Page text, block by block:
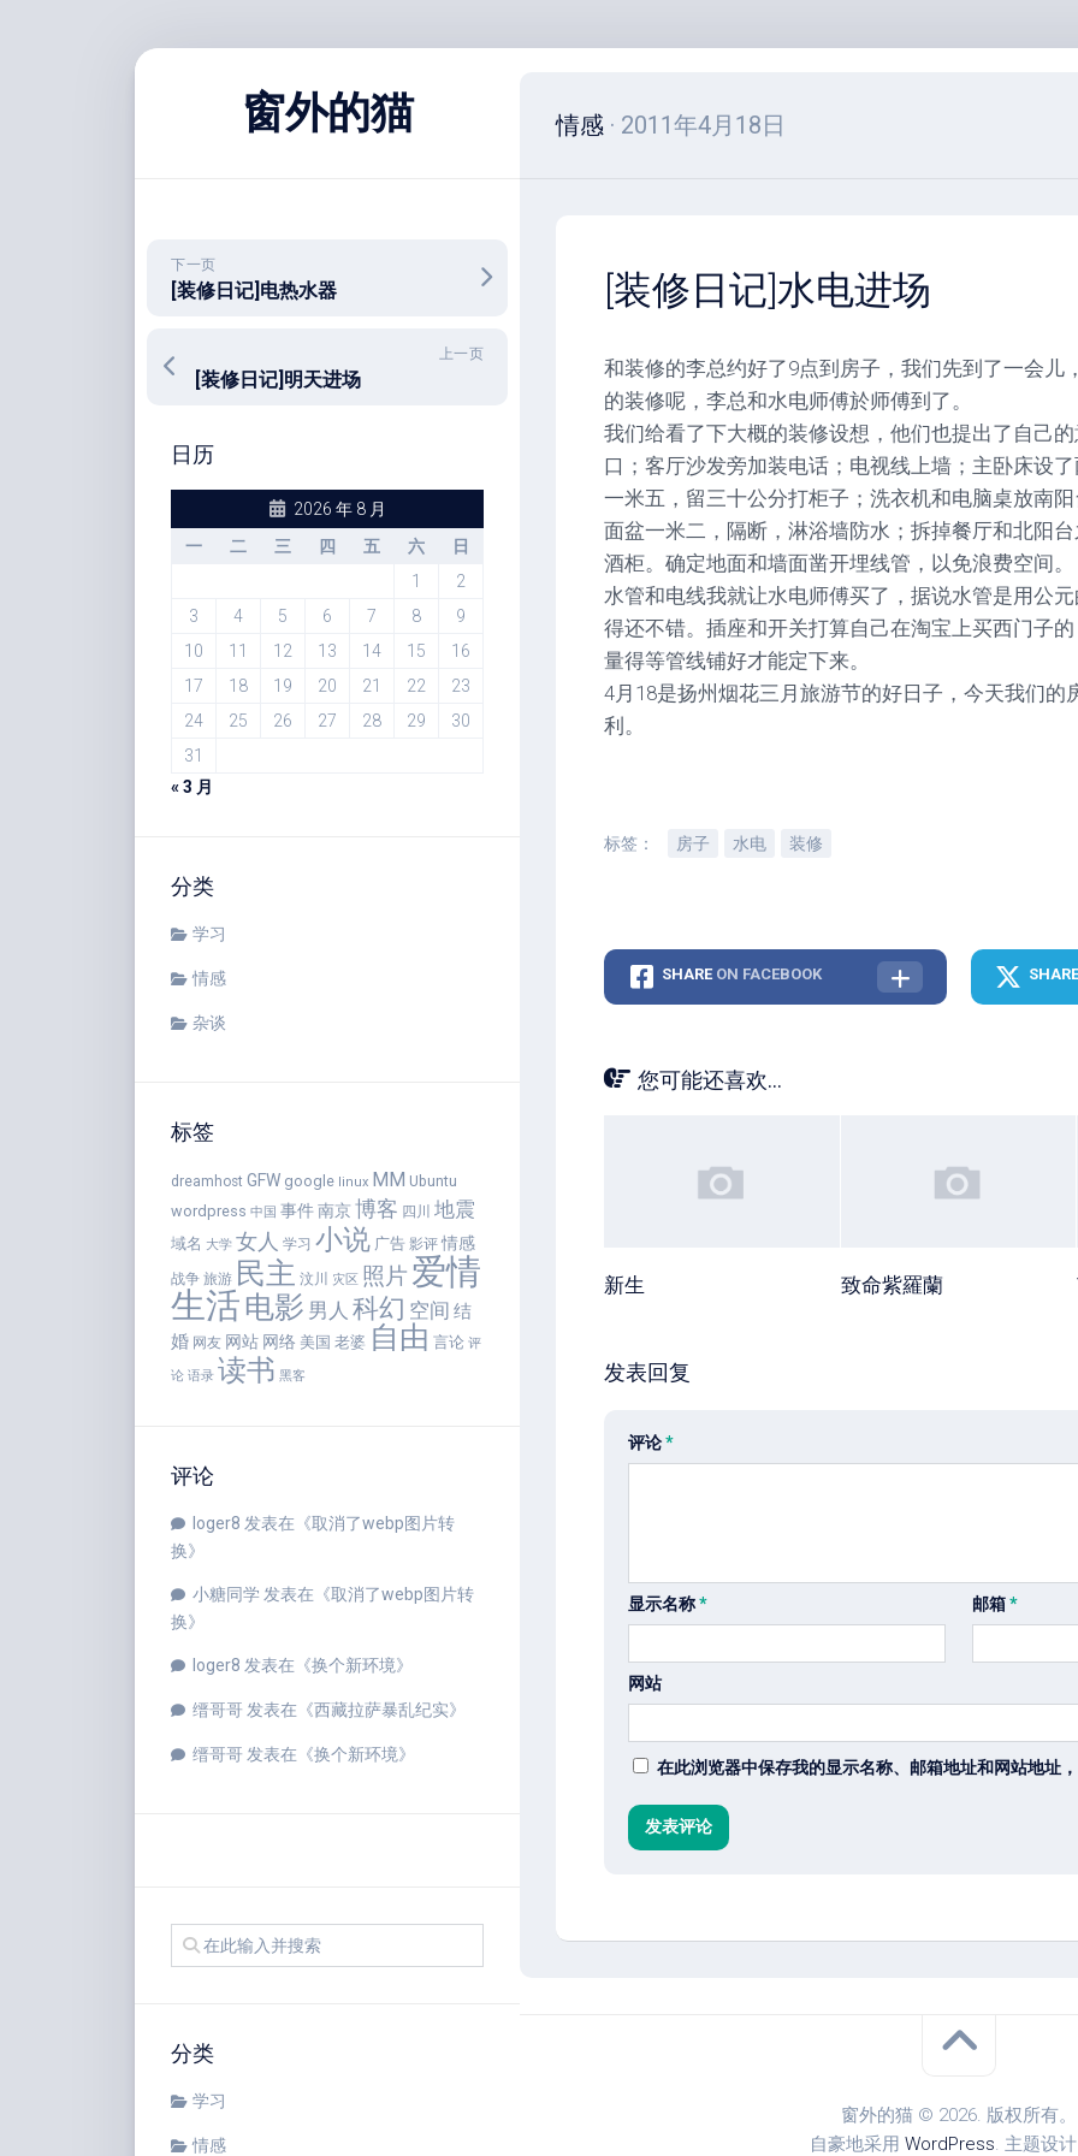
窗外的猫
下一页
[装修日记]电热水器
上一页
[装修日记]明天进场
日历
2026 年 8 月
一
二 三 四 五 六
日
1
2
3
4 5 6 7 8
9
10
11 12 13 14 15
16
17
18 19 20 21 22
23
24
25 26 27 28 29
30
31
« 3 月
分类
学习
情感
杂谈
标签
dreamhost GFW google linux MM Ubuntu
wordpress 中国 事件南京博客 四川 地震
域名 大学 女人 学习 小说 广告 影评 情感
战争 旅游 民主 汶川 灾区 照片 爱情
生活 电影 男人 科幻 空间 结
婚 网友 网站 网络 美国 老婆 自由 言论 评
论 语录 读书 黑客
评论
loger8 发表在《取消了webp图片转
换》
小糖同学 发表在《取消了webp图片转
换》
loger8 发表在《换个新环境》
缙哥哥 发表在《西藏拉萨暴乱纪实》
缙哥哥 发表在《换个新环境》
分类
学习
情感
情感 · 2011年4月18日
[装修日记]水电进场
和装修的李总约好了9点到房子，我们先到了一会儿
的装修呢，李总和水电师傅於师傅到了。
我们给看了下大概的装修设想，他们也提出了自己
口；客厅沙发旁加装电话；电视线上墙；主卧床设
一米五，留三十公分打柜子；洗衣机和电脑桌放南
面盆一米二，隔断，淋浴墙防水；拆掉餐厅和北阳
酒柜。确定地面和墙面凿开埋线管，以免浪费空间。
水管和电线我就让水电师傅买了，据说水管是用公
得还不错。插座和开关打算自己在淘宝上买西门子
量得等管线铺好才能定下来。
4月18是扬州烟花三月旅游节的好日子，今天我们的
利。
标签： 房子 水电 装修
SHARE ON FACEBOOK
您可能还喜欢...
新生 致命紫羅蘭
发表回复
评论*
显示名称* 邮箱*
网站
在此浏览器中保存我的显示名称、邮箱地址和网站地址
窗外的猫 © 2026. 版权所有。
自豪地采用 WordPress. 主题设